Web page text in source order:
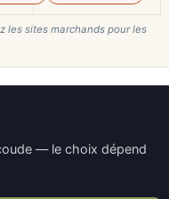
les sites marchands pour les
— le choix dépend